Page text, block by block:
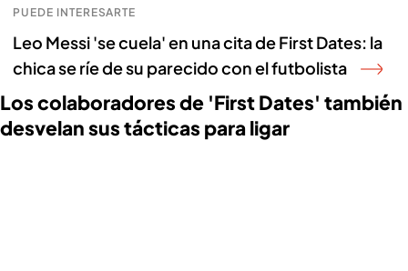
PUEDE INTERESARTE
Leo Messi 'se cuela' en una cita de First Dates: la
chica se ríe de su parecido con el futbolista
Los colaboradores de 'First Dates' también
desvelan sus tácticas para ligar